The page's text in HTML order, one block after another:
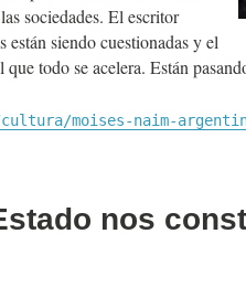
sociedades. El escritor
siendo cuestionadas y el
todo se acelera. Están
moises-naim-
nos